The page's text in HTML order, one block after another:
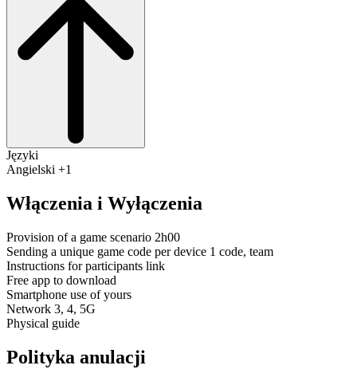
Języki
Angielski +1
Włączenia i Wyłączenia
Provision of a game scenario 2h00
Sending a unique game code per device 1 code, team
Instructions for participants link
Free app to download
Smartphone use of yours
Network 3, 4, 5G
Physical guide
Polityka anulacji